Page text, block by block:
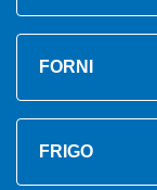
FORNI
FRIGO